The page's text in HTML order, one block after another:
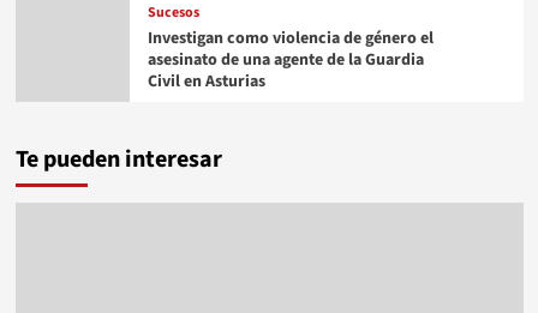
Sucesos
Investigan como violencia de género el
asesinato de una agente de la Guardia
Civil en Asturias
Te pueden interesar